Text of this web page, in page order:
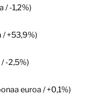
/ -1,2%)
/ +53,9%)
-2,5%)
euroa / +0,1%)